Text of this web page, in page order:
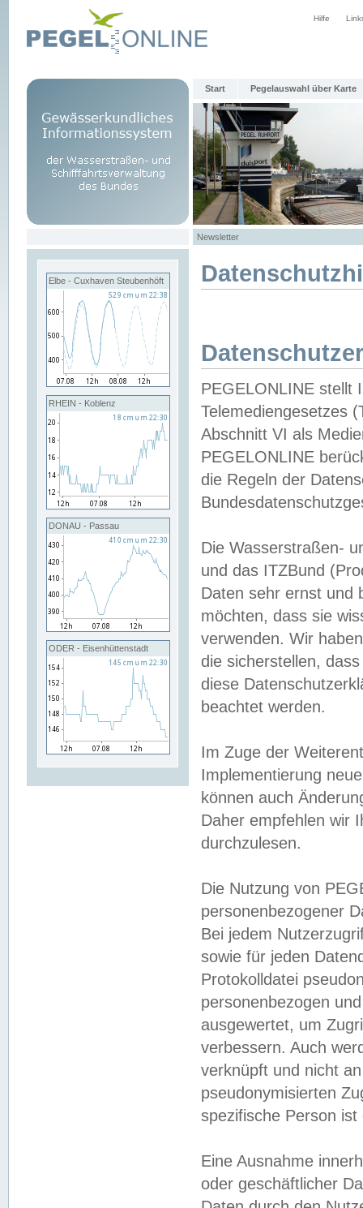
Hilfe
Start Pegelauswahl über Karte
Newsletter
Elbe - Cuxhaven Steubenhöft
RHEIN - Koblenz
DONAU - Passau
ODER - Eisenhüttenstadt
PEGELONLINE stellt
Telemediengesetzes
Abschnitt VI als
PEGELONLINE
die Regeln der
Die Wasserstraßen-
und das ITZBund
Daten sehr ernst und
möchten, dass sie
verwenden. Wir
die sicherstellen,
diese
beachtet werden.
Im Zuge der
Implementierung
können auch
Daher empfehlen wir
durchzulesen.
Die Nutzung von
personenbezogener
Bei jedem
sowie für jeden
Protokolldatei
personenbezogen
ausgewertet, um
verbessern. Auch
verknüpft und nicht
pseudonymisierten
spezifische Person
Eine Ausnahme
oder geschäftlicher